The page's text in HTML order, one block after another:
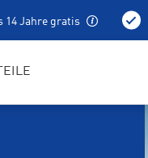
14 Jahre gratis
Pumptrack